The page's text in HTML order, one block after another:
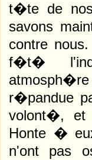
t�te de nos
savons
contre
f�t�
r�pandue
volont�, et
Honte �
n'ont pas